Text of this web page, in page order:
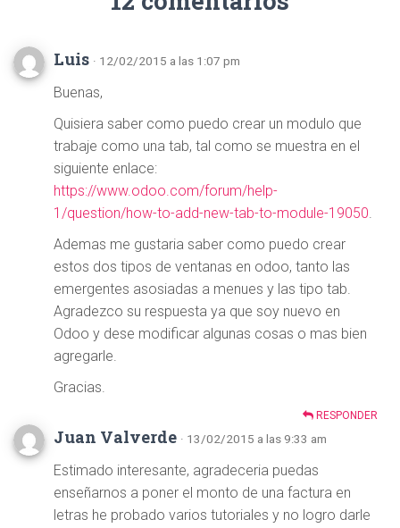
Luis · 12/02/2015 a las 1:07 pm
Buenas,
Quisiera saber como puedo crear un modulo que
trabaje como una tab, tal como se muestra en el
siguiente enlace:
https://www.odoo.com/forum/help-
1/question/how-to-add-new-tab-to-module-19050.
Ademas me gustaria saber como puedo crear
estos dos tipos de ventanas en odoo, tanto las
emergentes asosiadas a menues y las tipo tab.
Agradezco su respuesta ya que soy nuevo en
Odoo y dese modificar algunas cosas o mas bien
agregarle.
Gracias.
RESPONDER
Juan Valverde · 13/02/2015 a las 9:33 am
Estimado interesante, agradeceria puedas
enseñarnos a poner el monto de una factura en
letras he probado varios tutoriales y no logro darle